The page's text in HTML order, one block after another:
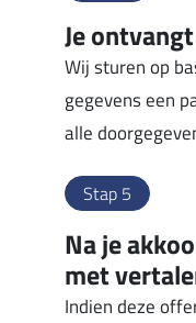
Je
Wij sturen op
gegevens een
alle
Stap 5
Na je
met
Indien deze